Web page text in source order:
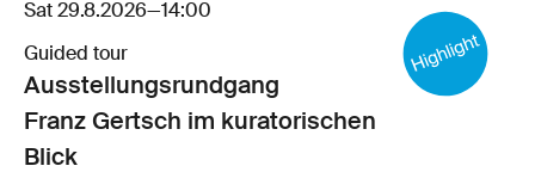
Sat 29.8.2026—14:00
Guided tour
Ausstellungsrund­gang
Franz Gertsch im kuratorischen
Blick